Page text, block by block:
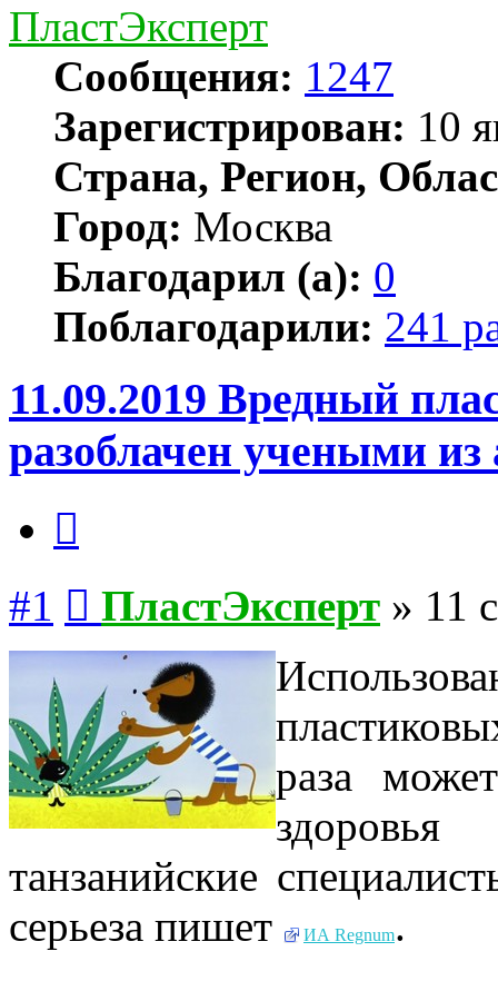
ПластЭксперт
Сообщения: 1247
Зарегистрирован: 10
Страна, Регион,
Город: Москва
Благодарил (а): 0
Поблагодарили: 241
11.09.2019 Вредный
разоблачен учеными
#1 ПластЭксперт » 11
раза
танзанийские
серьеза пишет
ИА Regnum.